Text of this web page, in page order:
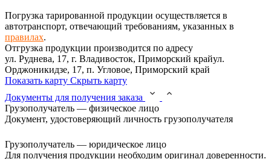
Погрузка тарированной продукции осуществляется в
автотранспорт, отвечающий требованиям, указанных в
правилах.
Отгрузка продукции производится по адресу
ул. Руднева, 17, г. Владивосток, Приморский крайул.
Орджоникидзе, 17, п. Угловое, Приморский край
Показать карту Скрыть карту
Документы для получения заказа
Грузополучатель — физическое лицо
Документ, удостоверяющий личность грузополучателя
Грузополучатель — юридическое лицо
Для получения продукции необходим оригинал доверенности.